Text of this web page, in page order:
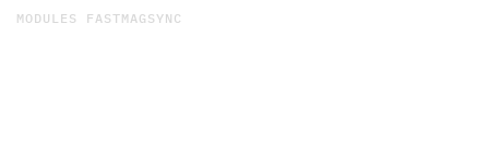
MODULES FASTMAGSYNC